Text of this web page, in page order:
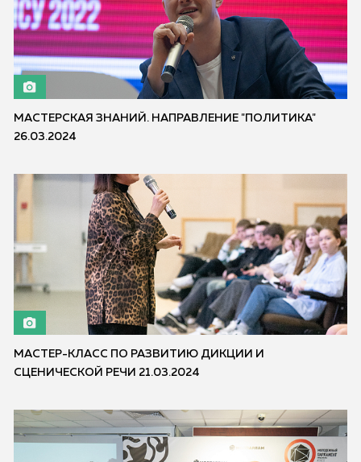
МАСТЕРСКАЯ ЗНАНИЙ. НАПРАВЛЕНИЕ "ПОЛИТИКА"
26.03.2024
МАСТЕР-КЛАСС ПО РАЗВИТИЮ ДИКЦИИ И
СЦЕНИЧЕСКОЙ РЕЧИ 21.03.2024